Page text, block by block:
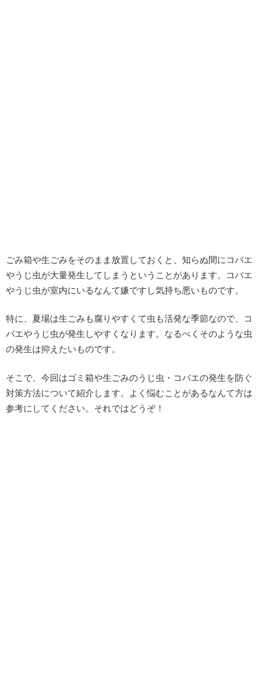
ごみ箱や生ごみをそのまま放置しておくと、知らぬ間にコバエ
やうじ虫が大量発生してしまうということがあります。コバエ
やうじ虫が室内にいるなんて嫌ですし気持ち悪いものです。
特に、夏場は生ごみも腐りやすくて虫も活発な季節なので、コ
バエやうじ虫が発生しやすくなります。なるべくそのような虫
の発生は抑えたいものです。
そこで、今回はゴミ箱や生ごみのうじ虫・コバエの発生を防ぐ
対策方法について紹介します。よく悩むことがあるなんて方は
参考にしてください。それではどうぞ！